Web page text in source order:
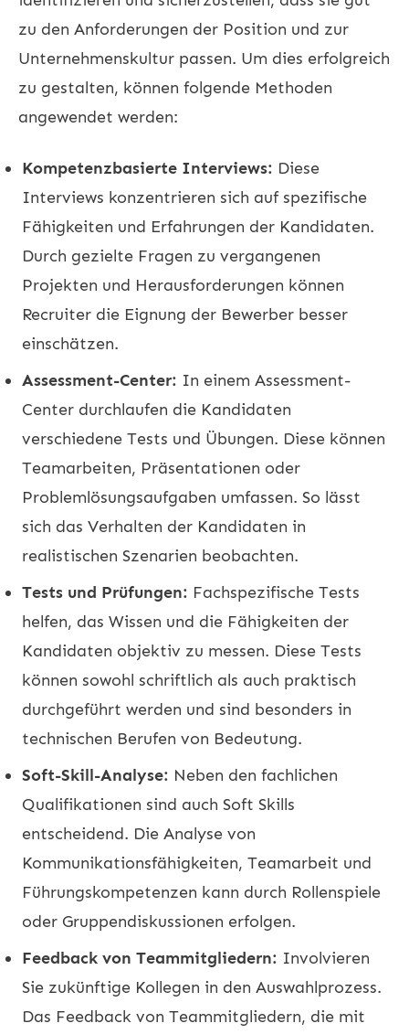
zu den Anforderungen der Position und zur
Unternehmenskultur passen. Um dies erfolgreich
zu gestalten, können folgende Methoden
angewendet werden:
Kompetenzbasierte Interviews: Diese
Interviews konzentrieren sich auf spezifische
Fähigkeiten und Erfahrungen der Kandidaten.
Durch gezielte Fragen zu vergangenen
Projekten und Herausforderungen können
Recruiter die Eignung der Bewerber besser
einschätzen.
Assessment-Center: In einem Assessment-
Center durchlaufen die Kandidaten
verschiedene Tests und Übungen. Diese können
Teamarbeiten, Präsentationen oder
Problemlösungsaufgaben umfassen. So lässt
sich das Verhalten der Kandidaten in
realistischen Szenarien beobachten.
Tests und Prüfungen: Fachspezifische Tests
helfen, das Wissen und die Fähigkeiten der
Kandidaten objektiv zu messen. Diese Tests
können sowohl schriftlich als auch praktisch
durchgeführt werden und sind besonders in
technischen Berufen von Bedeutung.
Soft-Skill-Analyse: Neben den fachlichen
Qualifikationen sind auch Soft Skills
entscheidend. Die Analyse von
Kommunikationsfähigkeiten, Teamarbeit und
Führungskompetenzen kann durch Rollenspiele
oder Gruppendiskussionen erfolgen.
Feedback von Teammitgliedern: Involvieren
Sie zukünftige Kollegen in den Auswahlprozess.
Das Feedback von Teammitgliedern, die mit